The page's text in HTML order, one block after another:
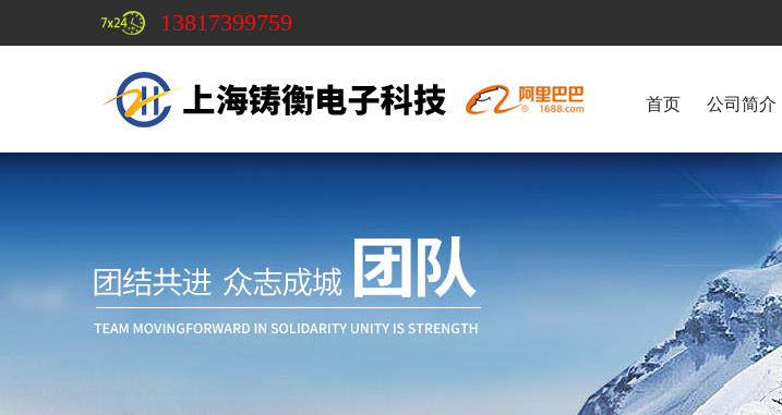
13817399759
首页 公司简介